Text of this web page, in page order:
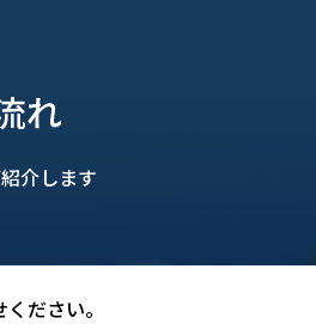
れ
介します
ださい。